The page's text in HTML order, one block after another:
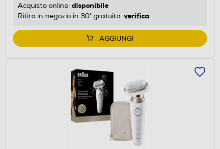
Acquisto online: disponibile
Ritiro in negozio in 30' gratuito: verifica
AGGIUNGI